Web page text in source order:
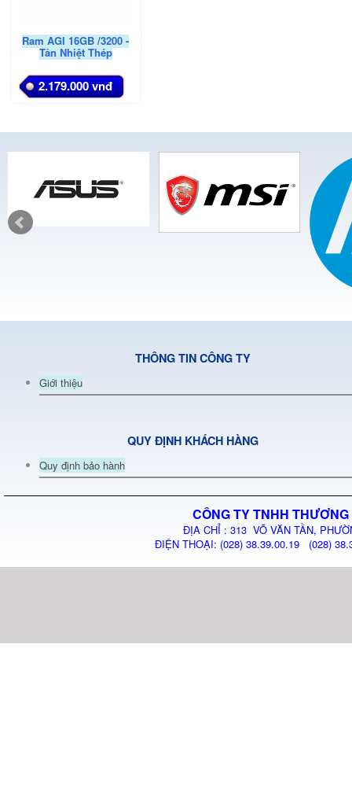
Ram AGI 16GB /3200 -
Tản Nhiệt Thép
2.179.000 vnđ
THÔNG TIN CÔNG TY
Giới thiệu
QUY ĐỊNH KHÁCH HÀNG
Quy định bảo hành
CÔNG TY TNHH
ĐỊA CHỈ : 313 VÕ VĂN TẦN,
ĐIỆN THOẠI: (028) 38.39.00.19 (028)